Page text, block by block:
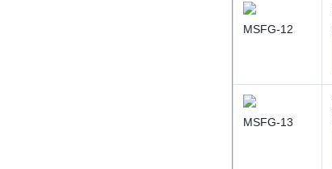
MSFG-12
MSFG-13